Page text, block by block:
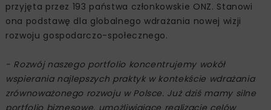
przyjęta przez 193 państwa członkowskie ONZ. Stanowi
ona podstawę dla globalnego wdrażania nowej wizji
rozwoju gospodarczo-społecznego.
- Rozwój naszego portfolio koncentrujemy wokół
wspierania najlepszych praktyk w kontekście wdrażania
zrównoważonego rozwoju w Polsce. Już dziś mamy silne